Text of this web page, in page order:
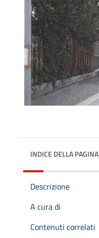
INDICE DELLA PAGINA
Descrizione
A cura di
Contenuti correlati